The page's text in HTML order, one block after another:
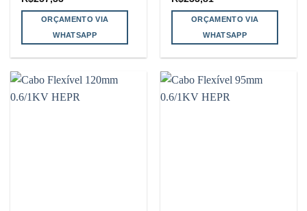
ORÇAMENTO VIA
WHATSAPP
ORÇAMENTO VIA
WHATSAPP